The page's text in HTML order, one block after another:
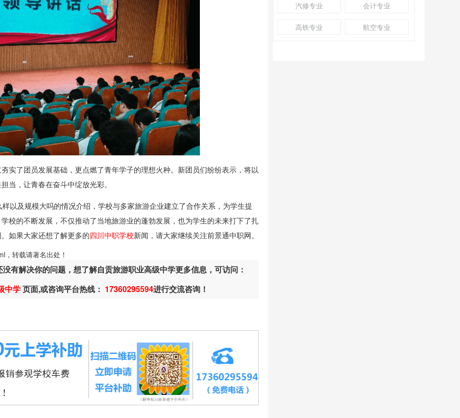
实了团员发展基础，更点燃了青年学子的理想火种。新团员们纷纷表示，将以
当，让青春在奋斗中绽放光彩。
样以及规模大吗的情况介绍，学校与多家旅游企业建立了合作关系，为学生提
校的不断发展，不仅推动了当地旅游业的蓬勃发展，也为学生的未来打下了扎
如果大家还想了解更多的四川中职学校新闻，请大家继续关注前景通中职网。
转载请著名出处！
有解决你的问题，想了解自贡旅游职业高级中学更多信息，可访问：
中学页面,或咨询平台热线： 17360295594进行交流咨询！
汽修专业 会计专业
高铁专业 航空专业